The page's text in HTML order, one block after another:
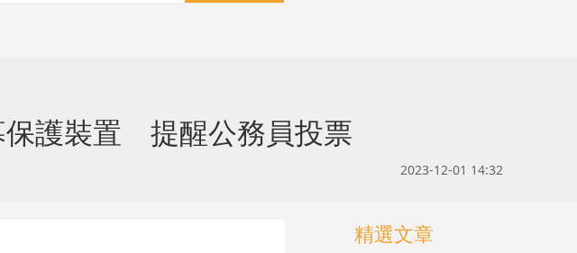
保護裝置 提醒公務員投票
2023-12-01 14:32
精選文章